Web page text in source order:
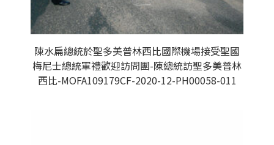
陳水扁總統於聖多美普林西比國際機場接受聖國
梅尼士總統軍禮歡迎訪問團-陳總統訪聖多美普林
西比-MOFA109179CF-2020-12-PH00058-011